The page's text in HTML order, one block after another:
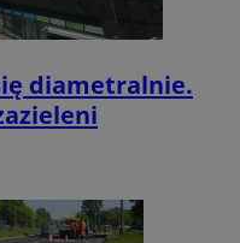
diametralnie.